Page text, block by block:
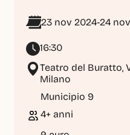
23 nov 2024-24
16:30
Teatro del Buratto,
Milano
Municipio 9
4+ anni